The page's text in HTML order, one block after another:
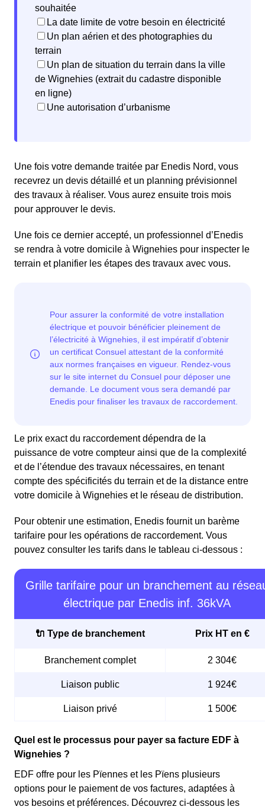
souhaitée
La date limite de votre besoin en électricité
Un plan aérien et des photographies du
terrain
Un plan de situation du terrain dans la ville
de Wignehies (extrait du cadastre disponible
en ligne)
Une autorisation d’urbanisme
Une fois votre demande traitée par Enedis Nord, vous
recevrez un devis détaillé et un planning prévisionnel
des travaux à réaliser. Vous aurez ensuite trois mois
pour approuver le devis.
Une fois ce dernier accepté, un professionnel d’Enedis
se rendra à votre domicile à Wignehies pour inspecter le
terrain et planifier les étapes des travaux avec vous.
Le prix exact du raccordement dépendra de la
puissance de votre compteur ainsi que de la complexité
et de l’étendue des travaux nécessaires, en tenant
compte des spécificités du terrain et de la distance entre
votre domicile à Wignehies et le réseau de distribution.
Pour obtenir une estimation, Enedis fournit un barème
tarifaire pour les opérations de raccordement. Vous
pouvez consulter les tarifs dans le tableau ci-dessous :
Grille tarifaire pour un branchement au
électrique par Enedis inf. 36kVA
🔌 Type de branchement Prix HT en €
Branchement complet 2 304€
Liaison public 1 924€
Liaison privé 1 500€
Quel est le processus pour payer sa facture EDF à
Wignehies ?
EDF offre pour les Pïennes et les Pïens plusieurs
options pour le paiement de vos factures, adaptées à
vos besoins et préférences. Découvrez ci-dessous les